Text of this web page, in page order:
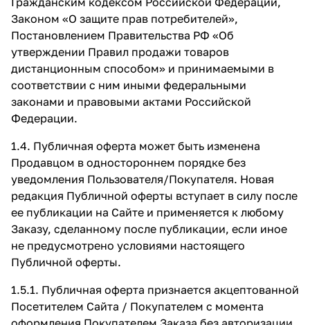
Законом «О защите прав потребителей»,
Постановлением Правительства РФ «Об
утверждении Правил продажи товаров
дистанционным способом» и принимаемыми в
соответствии с ним иными федеральными
законами и правовыми актами Российской
Федерации.
1.4. Публичная оферта может быть изменена
Продавцом в одностороннем порядке без
уведомления Пользователя/Покупателя. Новая
редакция Публичной оферты вступает в силу после
ее публикации на Сайте и применяется к любому
Заказу, сделанному после публикации, если иное
не предусмотрено условиями настоящего
Публичной оферты.
1.5.1. Публичная оферта признается акцептованной
Посетителем Сайта / Покупателем с момента